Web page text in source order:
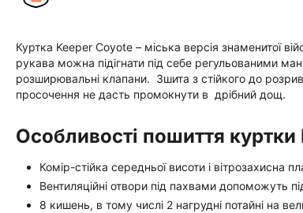
Куртка Keeper Coyote – міська версія знаменитої
рукава можна підігнати під себе регульованими
розширювальні клапани. Зшита з стійкого до
просочення не дасть промокнути в дрібний дощ.
Особливості пошиття
Комір-стійка середньої висоти і вітрозахисна
Вентиляційні отвори під пахвами допоможуть
8 кишень, в тому числі 2 нагрудні потайні на